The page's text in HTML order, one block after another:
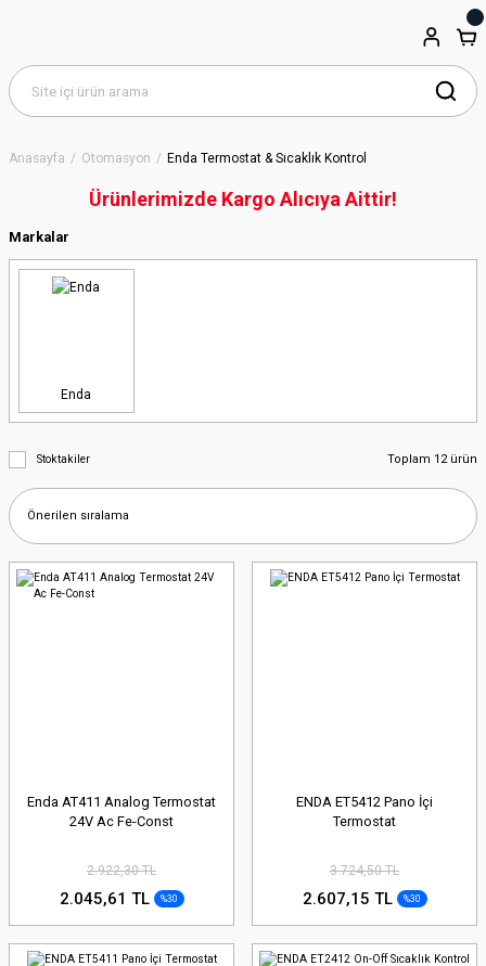
Anasayfa Otomasyon Enda Termostat & Sıcaklık Kontrol
Ürünlerimizde Kargo Alıcıya Aittir!
Markalar
Enda
Stoktakiler Toplam 12 ürün
Enda AT411 Analog Termostat
24V Ac Fe-Const
2.922,30 TL
2.045,61 TL %30
ENDA ET5412 Pano İçi
Termostat
3.724,50 TL
2.607,15 TL %30